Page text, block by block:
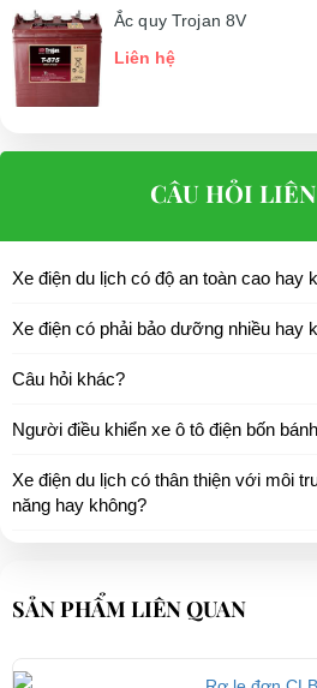
Ắc quy Trojan 8V
Liên hệ
CÂU HỎI
Xe điện du lịch có độ an toàn cao hay
Xe điện có phải bảo dưỡng nhiều hay
Câu hỏi khác?
Người điều khiển xe ô tô điện bốn
Xe điện du lịch có thân thiện với môi
năng hay không?
SẢN PHẨM LIÊN QUAN